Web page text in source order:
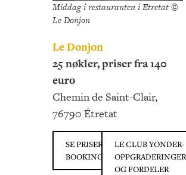
Middag i restauranten i Etretat ©
Le Donjon
Le Donjon
25 nøkler, priser fra 140
euro
Chemin de Saint-Clair,
76790 Étretat
SE PRISER PÅ
BOOKING.COM
LE CLUB YONDER-
OPPGRADERINGER
OG FORDELER